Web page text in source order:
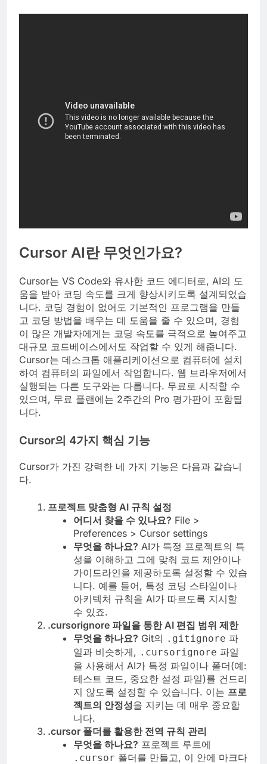
Cursor AI란 무엇인가요?
Cursor는 VS Code와 유사한 코드 에디터로, AI의 도
움을 받아 코딩 속도를 크게 향상시키도록 설계되었습
니다. 코딩 경험이 없어도 기본적인 프로그램을 만들
고 코딩 방법을 배우는 데 도움을 줄 수 있으며, 경험
이 많은 개발자에게는 코딩 속도를 극적으로 높여주고
대규모 코드베이스에서도 작업할 수 있게 해줍니다.
Cursor는 데스크톱 애플리케이션으로 컴퓨터에 설치
하여 컴퓨터의 파일에서 작업합니다. 웹 브라우저에서
실행되는 다른 도구와는 다릅니다. 무료로 시작할 수
있으며, 무료 플랜에는 2주간의 Pro 평가판이 포함됩
니다.
Cursor의 4가지 핵심 기능
Cursor가 가진 강력한 네 가지 기능은 다음과 같습니
다.
프로젝트 맞춤형 AI 규칙 설정
어디서 찾을 수 있나요? File >
Preferences > Cursor settings
무엇을 하나요? AI가 특정 프로젝트의 특
성을 이해하고 그에 맞춰 코드 제안이나
가이드라인을 제공하도록 설정할 수 있습
니다. 예를 들어, 특정 코딩 스타일이나
아키텍처 규칙을 AI가 따르도록 지시할
수 있죠.
.cursorignore 파일을 통한 AI 편집 범위 제한
무엇을 하나요? Git의 .gitignore 파
일과 비슷하게, .cursorignore 파일
을 사용해서 AI가 특정 파일이나 폴더(예:
테스트 코드, 중요한 설정 파일)를 건드리
지 않도록 설정할 수 있습니다. 이는 프로
젝트의 안정성을 지키는 데 매우 중요합
니다.
.cursor 폴더를 활용한 전역 규칙 관리
무엇을 하나요? 프로젝트 루트에
.cursor 폴더를 만들고, 이 안에 마크다